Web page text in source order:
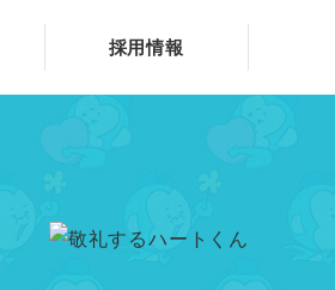
採用情報